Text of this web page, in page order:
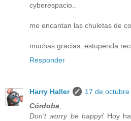
cyberespacio..
me encantan las chuletas de
muchas gracias..estupenda
Responder
Harry Haller
17 de
Córdoba,
Don’t worry be happy! Hoy